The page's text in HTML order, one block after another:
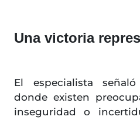
Una victoria
El especialista
donde existen
inseguridad o